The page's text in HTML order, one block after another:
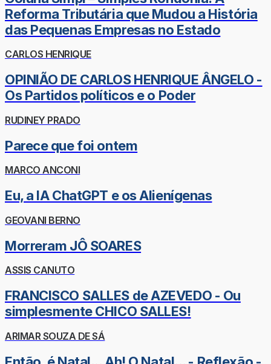
Reforma Tributária que Mudou a História
das Pequenas Empresas no Estado
CARLOS HENRIQUE
OPINIÃO DE CARLOS HENRIQUE ÂNGELO -
Os Partidos políticos e o Poder
RUDINEY PRADO
Parece que foi ontem
MARCO ANCONI
Eu, a IA ChatGPT e os Alienígenas
GEOVANI BERNO
Morreram JÔ SOARES
ASSIS CANUTO
FRANCISCO SALLES de AZEVEDO - Ou
simplesmente CHICO SALLES!
ARIMAR SOUZA DE SÁ